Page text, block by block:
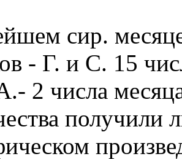
сир.
- Г. и С. 15
2 числа
получили